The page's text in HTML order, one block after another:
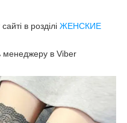
в розділі ЖЕНСКИЕ
менеджеру в Viber